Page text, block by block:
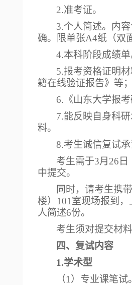
2.准考证。
3.个人简述。内
确。限单张A4纸（双
4.本科阶段成绩
5.报考资格证明
籍在线验证报告》等
6.《山东大学报
7.能反映自身科
料。
8.考生诚信复试
考生需于3月26日
中提交。
同时，请考生携
楼）101室现场报到
人简述6份。
考生须对提交材
四、复试内容
1.学术型
（1）专业课笔试